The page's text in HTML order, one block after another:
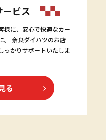
ービス
様に、安心で快適なカー
。 奈良ダイハツのお店
っかりサポートいたしま
る